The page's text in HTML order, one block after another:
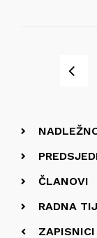
ČLANOVI
RADNA